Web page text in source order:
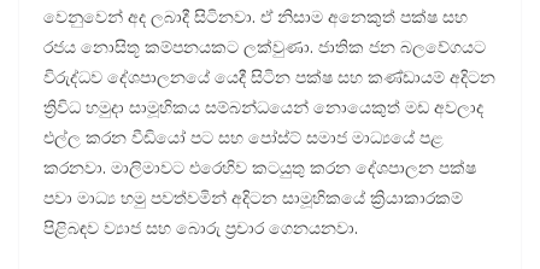
වෙනුවෙන් අද ලබාදී සිටිනවා. ඒ නිසාම අනෙකුත් පක්ෂ සහ
රජය නොසිතූ කම්පනයකට ලක්වුණා. ජාතික ජන බලවේගයට
විරුද්ධව දේශපාලනයේ යෙදී සිටින පක්ෂ සහ කණ්ඩායම් අදිටන
ත්‍රිවිධ හමුදා සාමූහිකය සම්බන්ධයෙන් නොයෙකුත් මඩ අවලාද
එල්ල කරන වීඩියෝ පට සහ පෝස්ට් සමාජ මාධ්‍යයේ පළ
කරනවා. මාලිමාවට එරෙහිව කටයුතු කරන දේශපාලන පක්ෂ
පවා මාධ්‍ය හමු පවත්වමින් අදිටන සාමූහිකයේ ක්‍රියාකාරකම්
පිළිබඳව ව්‍යාජ සහ බොරු ප්‍රචාර ගෙනයනවා.